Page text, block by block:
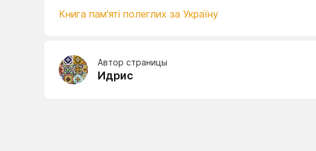
Книга пам'яті полеглих за Україну
Автор страницы
Идрис